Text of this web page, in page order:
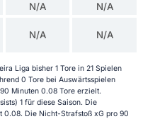
N/A N/A
N/A N/A
Liga bisher 1 Tore in 21 Spielen
0 Tore bei Auswärtsspielen
Minuten 0.08 Tore erzielt.
1 für diese Saison. Die
0.08. Die Nicht-Strafstoß xG pro 90